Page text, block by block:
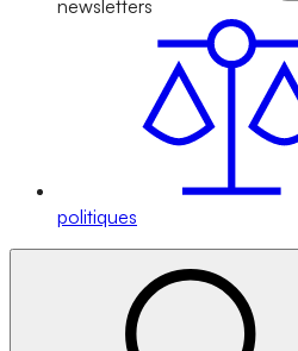
newsletters
politiques